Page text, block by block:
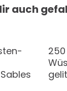
auch